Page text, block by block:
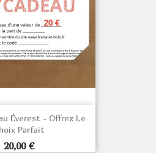
Éverest - Offrez Le
Parfait
Prix
20,00 €